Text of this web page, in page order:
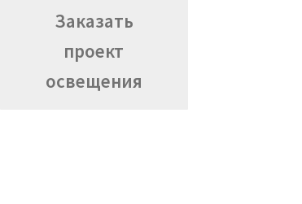
Заказать
проект
освещения